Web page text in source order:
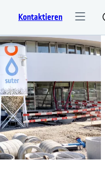
Kontaktieren